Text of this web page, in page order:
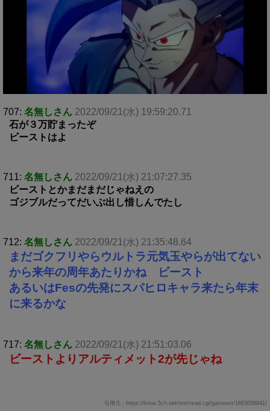
707: 名無しさん 2022/09/21(水) 19:59:20.71
石が３万貯まったぞ
ビーストはよ
711: 名無しさん 2022/09/21(水) 21:07:27.35
ビーストとかまだまだじゃねえの
ゴジブルだってだいぶ出し惜しんでたし
712: 名無しさん 2022/09/21(水) 21:35:48.64
まだゴクフリやらウルトラ元気玉やらが出てない
から来年の周年あたりかね ビースト
あるいはFesの先発にスパヒロキャラ来たら年末
に来るかな
717: 名無しさん 2022/09/21(水) 21:51:03.06
ビーストよりアルティメット2が先じゃね
引用元：https://krsw.5ch.net/test/read.cgi/gamesm/1663058941/